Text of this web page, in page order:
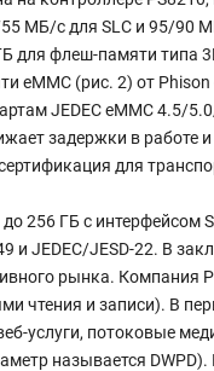
МБ/с для SLC и 95/90
для флеш-памяти типа
eMMC (рис. 2) от
JEDEC eMMC 4.5/
задержки в
для
256 ГБ с интерфейсом
и JEDEC/JESD-22. В
рынка. Компания
чтения и записи). В
услуги, потоковые
называется